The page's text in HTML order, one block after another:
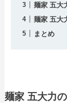
麺家 五大
麺家 五大
まとめ
麺家 五大力